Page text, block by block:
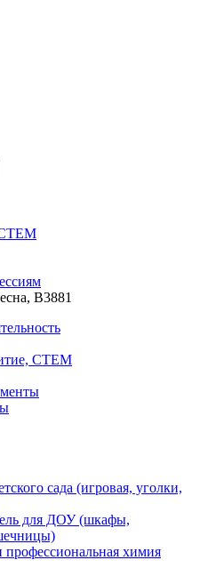
СТЕМ
В3881
СТЕМ
сада (игровая, уголки,
для ДОУ (шкафы,
профессиональная химия